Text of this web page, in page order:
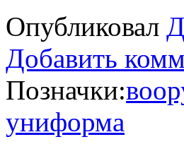
Опубликовал
Добавить
Позначки:
униформа